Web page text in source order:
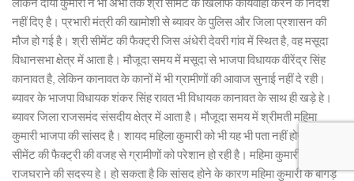
नहीं दिए है। प्रभारी मंत्री की खामोशी से ब्यावर के पुलिस और जिला प्रशासन की
मौज हो गई है। श्री सीमेंट की फैक्ट्री जिस अंधेरी देवरी गांव में स्थित है, वह मसूदा
विधानसभा क्षेत्र में आता है। मौजूदा समय में मसूदा से भाजपा विधायक वीरेंद्र सिंह
कानावत है, लेकिन कानावत के कानों में भी ग्रामीणों की आवाज सुनाई नहीं दे रही।
ब्यावर के भाजपा विधायक शंकर सिंह रावत भी विधायक कानावत के साथ ही खड़े हे।
ब्यावर जिला राजसमंद संसदीय क्षेत्र में आता है। मौजूदा समय में श्रीमती महिमा
कुमारी भाजपा की सांसद है। शायद महिला कुमारी को भी यह भी पता नहीं होगा कि श्री
सीमेंट की फैक्ट्री की वजह से ग्रामीणों को परेशान हो रही है। महिमा कुमारी मेवाड़
राजघराने की सदस्य हे। हो सकता है कि सांसद होने के कारण महिमा कुमारी के बांगड़